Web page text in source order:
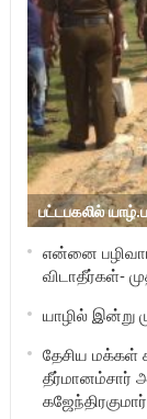
பட்டபகலில்
என்னை
விடாதீர்கள்-
யாழில் இன்று
தேசிய மக்கள்
தீர்மானம்சார்
கஜேந்திரகுமார்